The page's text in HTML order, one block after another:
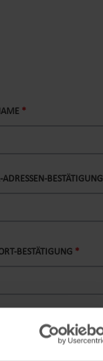
*
BESTÄTIGUNG
BESTÄTIGUNG *